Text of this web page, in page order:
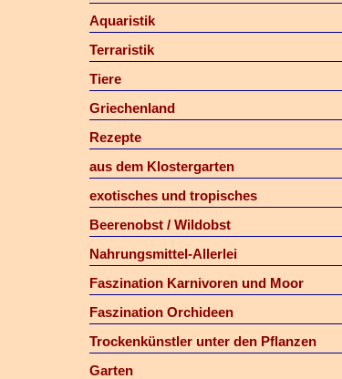
Aquaristik
Terraristik
Tiere
Griechenland
Rezepte
aus dem Klostergarten
exotisches und tropisches
Beerenobst / Wildobst
Nahrungsmittel-Allerlei
Faszination Karnivoren und Moor
Faszination Orchideen
Trockenkünstler unter den Pflanzen
Garten